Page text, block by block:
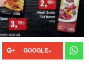
GOOGLE+